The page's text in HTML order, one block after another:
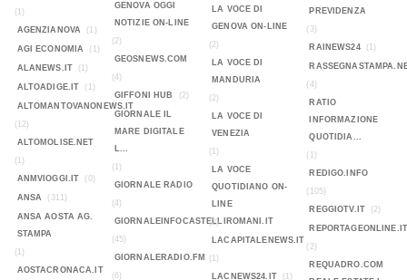
(1)
AGENZIANOVA
(1)
AGI ECONOMIA (1)
ALANEWS.IT (1)
ALTOADIGE.IT (1)
ALTOMANTOVANONEWS.IT
(12)
ALTOMOLISE.NET
(1)
ANMVIOGGI.IT
(0)
ANSA (311)
ANSA AOSTA AG.
STAMPA
(1)
AOSTACRONACA.IT
GENOVA OGGI
NOTIZIE ON-LINE
(2)
GEOSNEWS.COM
(4)
GIFFONI HUB
(2)
GIORNALE IL
MARE DIGITALE
L...
(1)
GIORNALE RADIO
(4)
GIORNALEINFOCASTELLIROMANI.IT
(45)
GIORNALERADIO.FM
(6)
LA VOCE DI
GENOVA ON-LINE
(2)
LA VOCE DI
MANDURIA
(2)
LA VOCE DI
VENEZIA
(1)
LA VOCE
QUOTIDIANO ON-
LINE
(2)
LACAPITALENEWS.IT
(1)
LACNEWS24.IT
(1)
PREVIDENZA
(3)
RAINEWS24
(1)
(4)
RATIO
INFORMAZIONE
QUOTIDIA...
(1)
REDIGO.INFO
(105)
REGGIOTV.IT
(2)
REPORTAGEONLINE.IT
(2)
REQUADRO.COM